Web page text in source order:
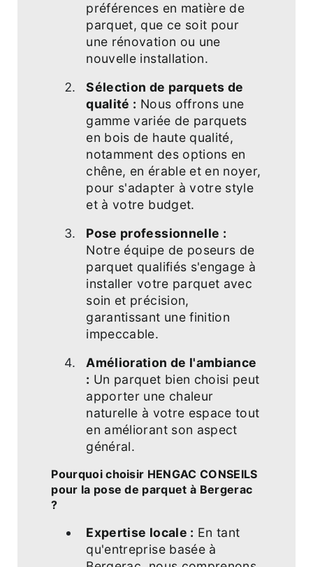
préférences en matière de
parquet, que ce soit pour
une rénovation ou une
nouvelle installation.
Sélection de parquets de
qualité : Nous offrons une
gamme variée de parquets
en bois de haute qualité,
notamment des options en
chêne, en érable et en noyer,
pour s'adapter à votre style
et à votre budget.
Pose professionnelle :
Notre équipe de poseurs de
parquet qualifiés s'engage à
installer votre parquet avec
soin et précision,
garantissant une finition
impeccable.
Amélioration de l'ambiance
: Un parquet bien choisi peut
apporter une chaleur
naturelle à votre espace tout
en améliorant son aspect
général.
Pourquoi choisir HENGAC CONSEILS
pour la pose de parquet à Bergerac
?
Expertise locale : En tant
qu'entreprise basée à